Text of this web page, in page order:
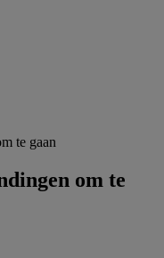
te gaan
om te